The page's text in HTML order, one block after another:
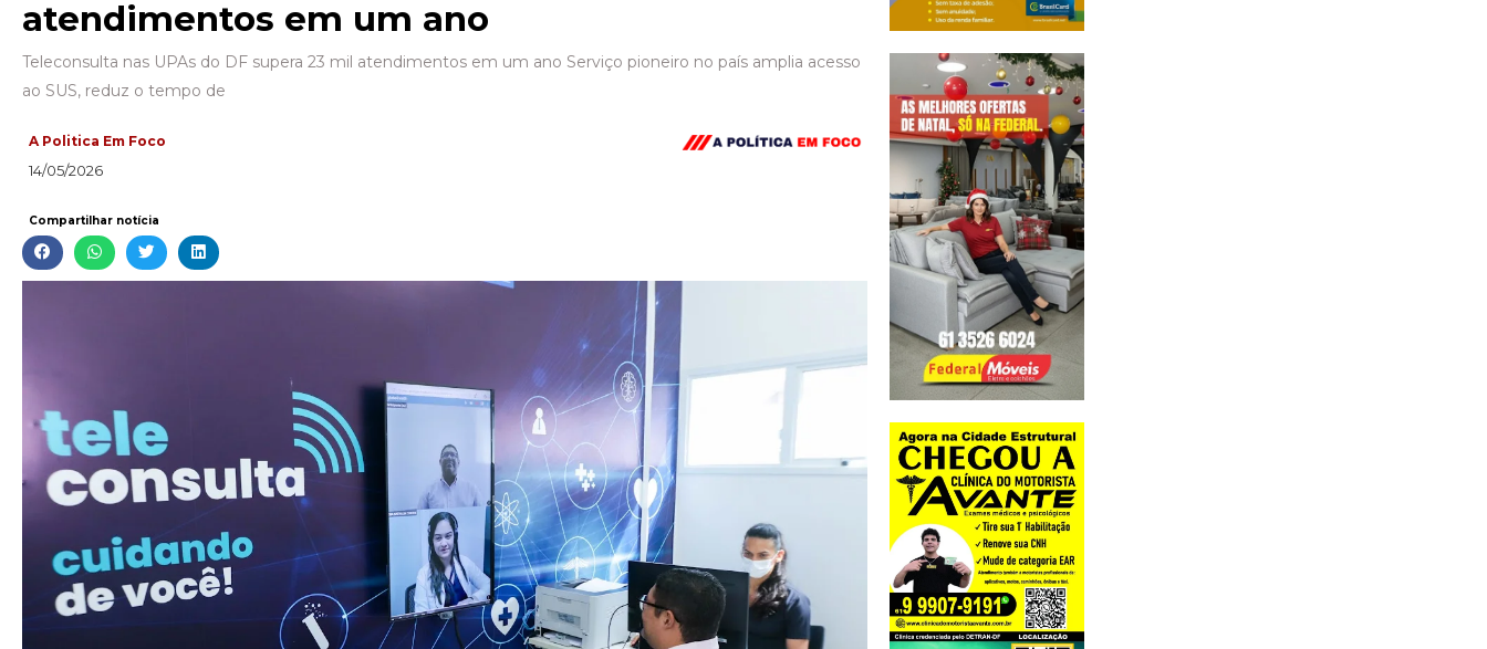
atendimentos em um ano
Teleconsulta nas UPAs do DF supera 23 mil atendimentos em um ano Serviço pioneiro no país amplia acesso
ao SUS, reduz o tempo de
A Politica Em Foco
14/05/2026
Compartilhar notícia